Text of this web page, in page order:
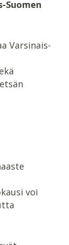
Suomen
Varsinais-
voi